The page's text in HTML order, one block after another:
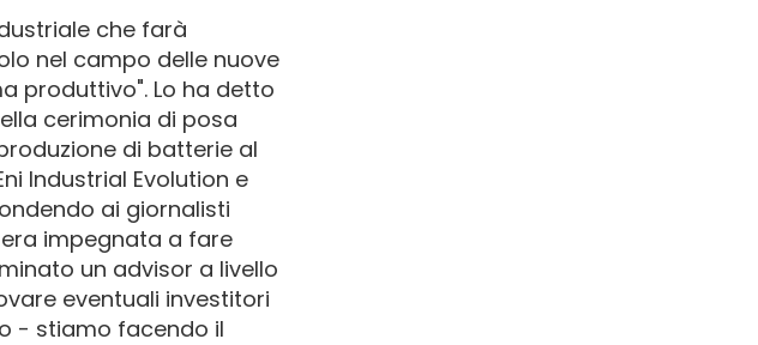
che farà
nel campo delle nuove
produttivo". Lo ha detto
cerimonia di posa
di batterie al
Industrial Evolution e
ai giornalisti
impegnata a fare
un advisor a livello
eventuali investitori
- stiamo facendo il